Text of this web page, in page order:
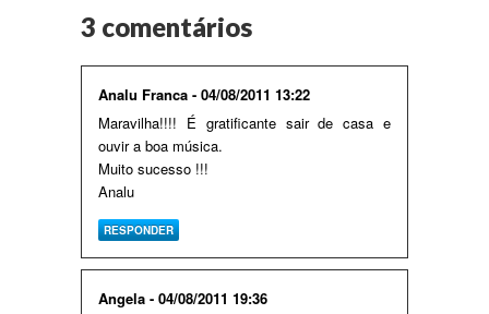
3 comentários
Analu Franca - 04/08/2011 13:22
Maravilha!!!! É gratificante sair de casa e
ouvir a boa música.
Muito sucesso !!!
Analu
RESPONDER
Angela - 04/08/2011 19:36